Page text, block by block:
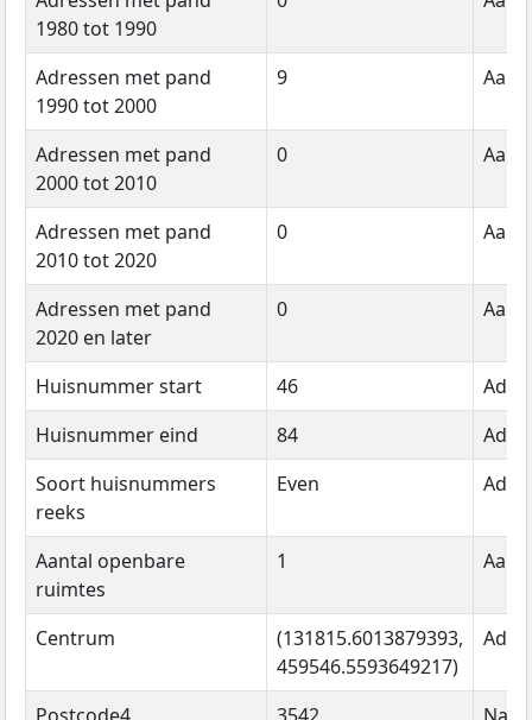
1980 tot 1990
Adressen met pand
1990 tot 2000
9
Adressen met pand
2000 tot 2010
0
Adressen met pand
2010 tot 2020
0
Adressen met pand
2020 en later
0
Huisnummer start 46
Huisnummer eind
84
Soort huisnummers
reeks
Even
Aantal openbare
ruimtes
1
Centrum
(131815.6013879393,
459546.5593649217)
Postcode4 3542